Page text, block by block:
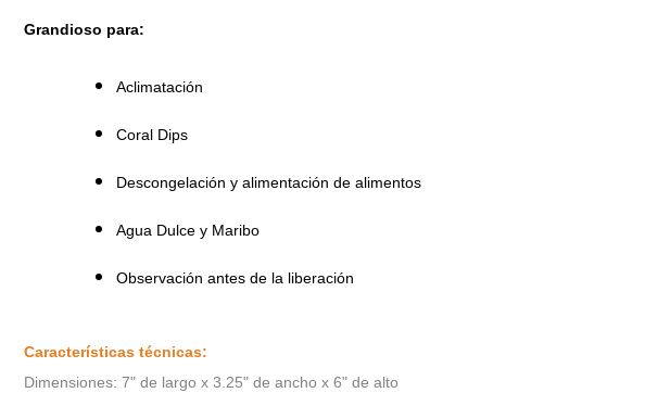
Grandioso para:
Aclimatación
Coral Dips
Descongelación y alimentación de alimentos
Agua Dulce y Maribo
Observación antes de la liberación
Características técnicas:
Dimensiones: 7" de largo x 3.25" de ancho x 6" de alto